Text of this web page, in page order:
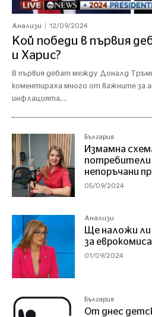
Анализи 12/09/2024
Кой победи в първия
и Харис?
В първия дебат между Доналд
коментираха много от важните за
инфлацията,...
България
Измамна
потребители
непоръчани
05/09/2024
Анализи
Ще наложи ли
за
01/09/2024
България
От днес